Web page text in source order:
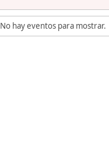
No hay eventos para mostrar.